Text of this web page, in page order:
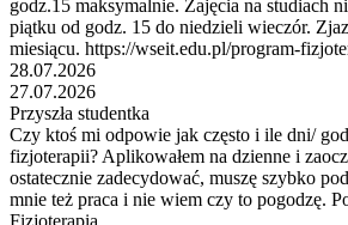
godz.15 maksymalnie. Zajęcia na studiach
piątku od godz. 15 do niedzieli wieczór.
miesiącu. https://wseit.edu.pl/program-
28.07.2026
27.07.2026
Przyszła studentka
Czy ktoś mi odpowie jak często i ile dni/
fizjoterapii? Aplikowałem na dzienne i
ostatecznie zadecydować, muszę szybko
mnie też praca i nie wiem czy to pogodzę.
Fizjoterapia